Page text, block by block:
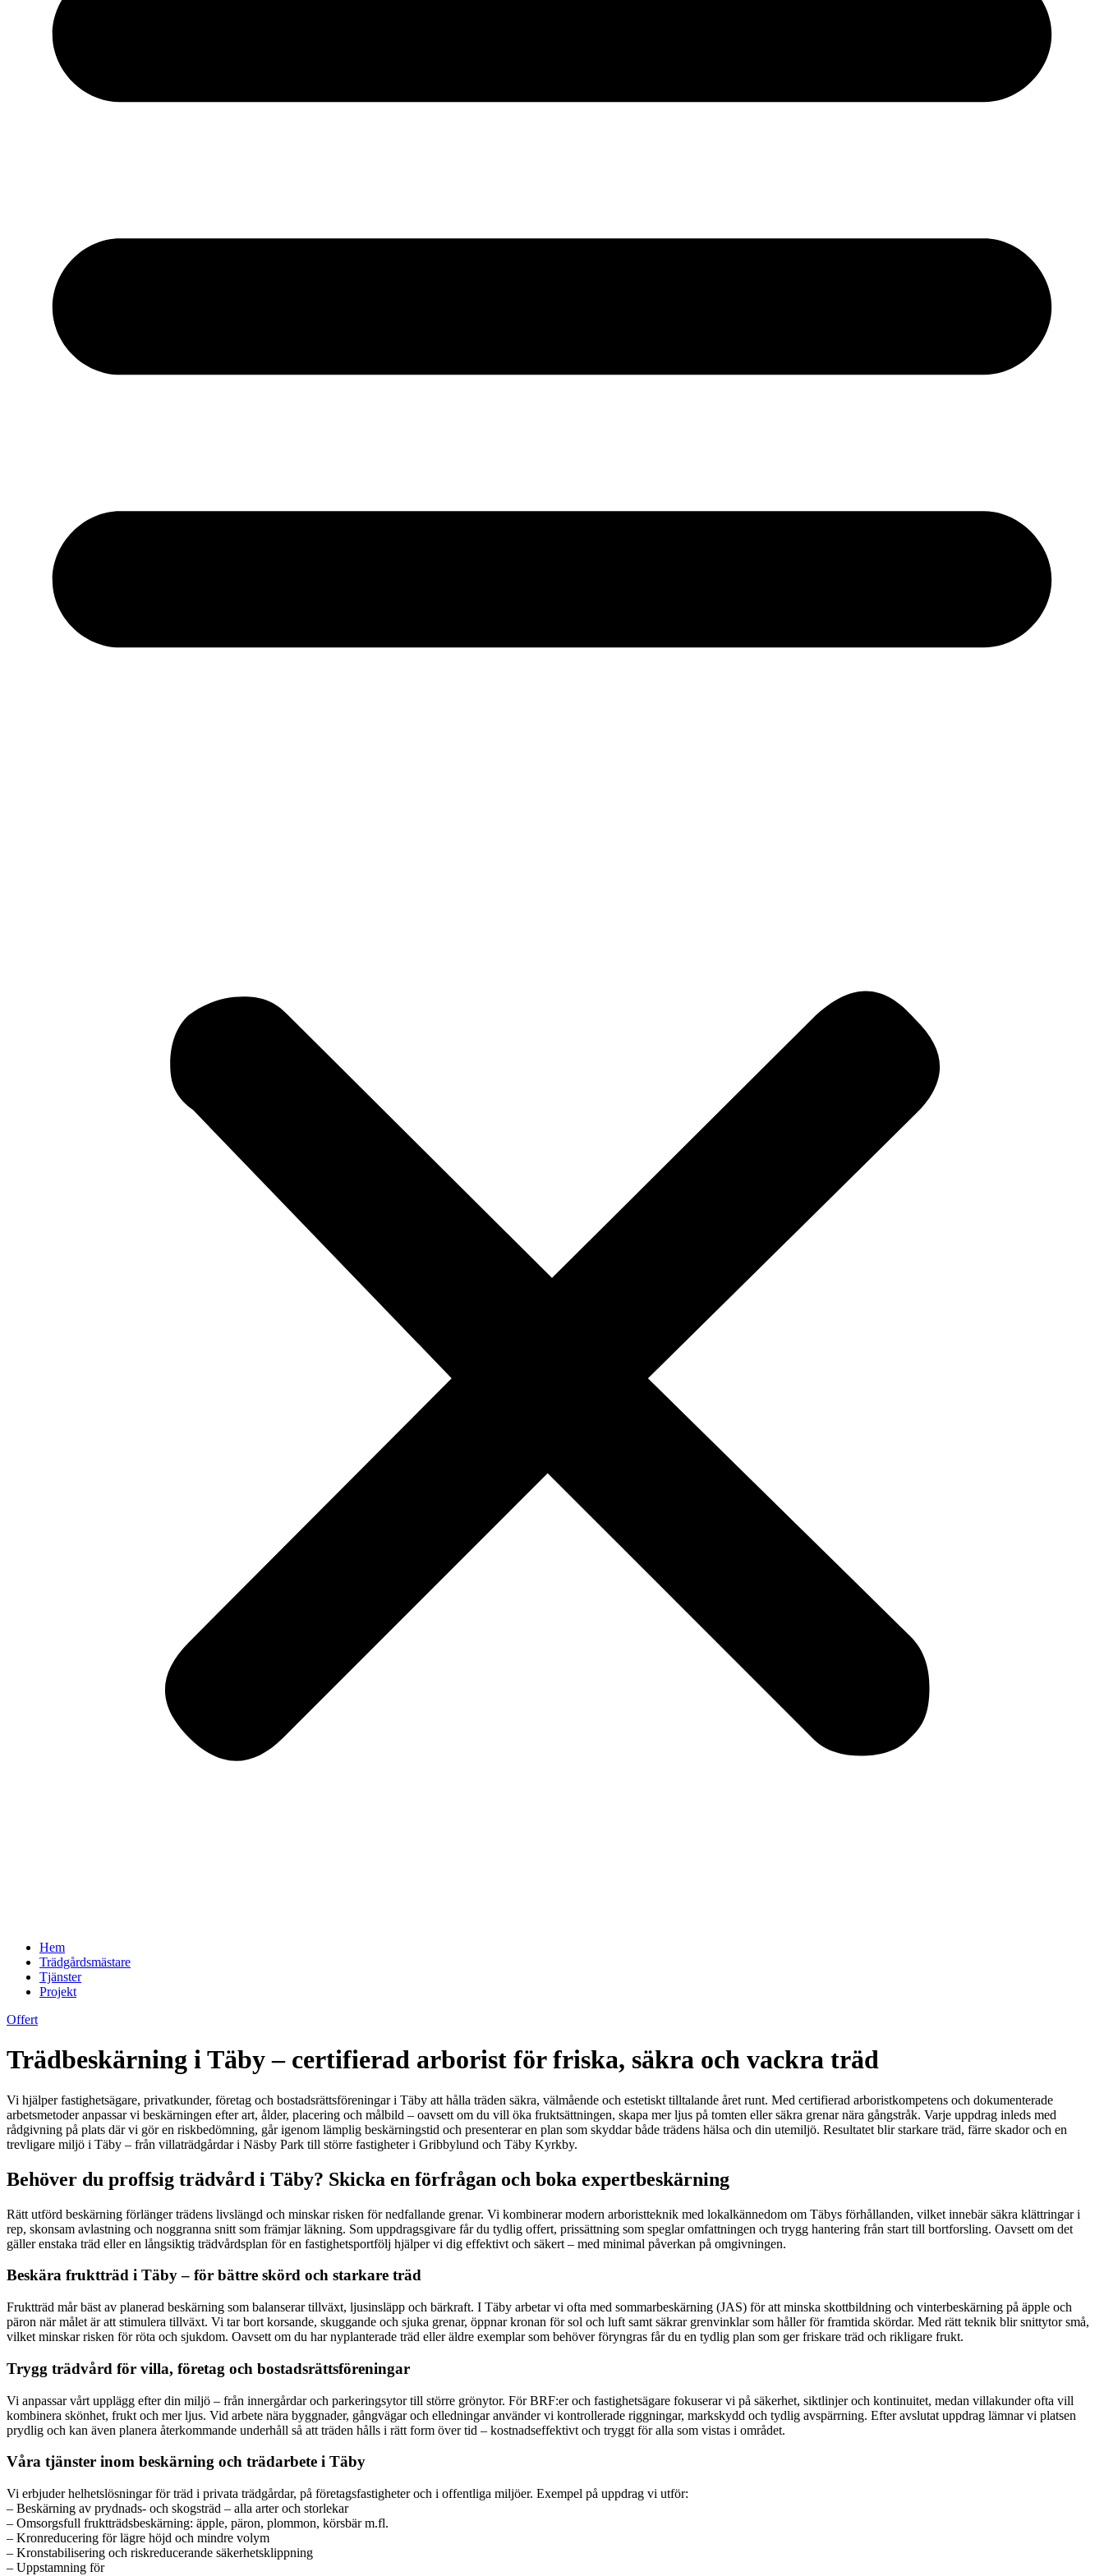
Hem
Trädgårdsmästare
Tjänster
Projekt
Offert
Trädbeskärning i Täby – certifierad arborist för friska, säkra och vackra träd
Vi hjälper fastighetsägare, privatkunder, företag och bostadsrättsföreningar i Täby att hålla träden säkra, välmående och estetiskt tilltalande året runt. Med certifierad arboristkompetens och dokumenterade
arbetsmetoder anpassar vi beskärningen efter art, ålder, placering och målbild – oavsett om du vill öka fruktsättningen, skapa mer ljus på tomten eller säkra grenar nära gångstråk. Varje uppdrag inleds med
rådgivning på plats där vi gör en riskbedömning, går igenom lämplig beskärningstid och presenterar en plan som skyddar både trädens hälsa och din utemiljö. Resultatet blir starkare träd, färre skador och en
trevligare miljö i Täby – från villaträdgårdar i Näsby Park till större fastigheter i Gribbylund och Täby Kyrkby.
Behöver du proffsig trädvård i Täby? Skicka en förfrågan och boka expertbeskärning
Rätt utförd beskärning förlänger trädens livslängd och minskar risken för nedfallande grenar. Vi kombinerar modern arboristteknik med lokalkännedom om Täbys förhållanden, vilket innebär säkra klättringar i
rep, skonsam avlastning och noggranna snitt som främjar läkning. Som uppdragsgivare får du tydlig offert, prissättning som speglar omfattningen och trygg hantering från start till bortforsling. Oavsett om det
gäller enstaka träd eller en långsiktig trädvårdsplan för en fastighetsportfölj hjälper vi dig effektivt och säkert – med minimal påverkan på omgivningen.
Beskära fruktträd i Täby – för bättre skörd och starkare träd
Fruktträd mår bäst av planerad beskärning som balanserar tillväxt, ljusinsläpp och bärkraft. I Täby arbetar vi ofta med sommarbeskärning (JAS) för att minska skottbildning och vinterbeskärning på äpple och
päron när målet är att stimulera tillväxt. Vi tar bort korsande, skuggande och sjuka grenar, öppnar kronan för sol och luft samt säkrar grenvinklar som håller för framtida skördar. Med rätt teknik blir snittytor små,
vilket minskar risken för röta och sjukdom. Oavsett om du har nyplanterade träd eller äldre exemplar som behöver föryngras får du en tydlig plan som ger friskare träd och rikligare frukt.
Trygg trädvård för villa, företag och bostadsrättsföreningar
Vi anpassar vårt upplägg efter din miljö – från innergårdar och parkeringsytor till större grönytor. För BRF:er och fastighetsägare fokuserar vi på säkerhet, siktlinjer och kontinuitet, medan villakunder ofta vill
kombinera skönhet, frukt och mer ljus. Vid arbete nära byggnader, gångvägar och elledningar använder vi kontrollerade riggningar, markskydd och tydlig avspärrning. Efter avslutat uppdrag lämnar vi platsen
prydlig och kan även planera återkommande underhåll så att träden hålls i rätt form över tid – kostnadseffektivt och tryggt för alla som vistas i området.
Våra tjänster inom beskärning och trädarbete i Täby
Vi erbjuder helhetslösningar för träd i privata trädgårdar, på företagsfastigheter och i offentliga miljöer. Exempel på uppdrag vi utför:
– Beskärning av prydnads- och skogsträd – alla arter och storlekar
– Omsorgsfull fruktträdsbeskärning: äpple, päron, plommon, körsbär m.fl.
– Kronreducering för lägre höjd och mindre volym
– Kronstabilisering och riskreducerande säkerhetsklippning
– Uppstamning för